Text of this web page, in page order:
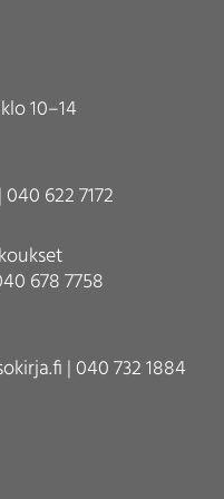
10–14
622 7172
678 7758
| 040 732 1884